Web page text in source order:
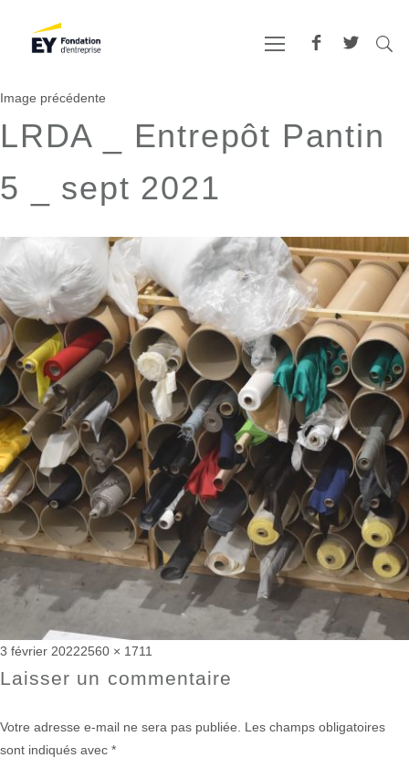
Image précédente
LRDA _ Entrepôt Pantin
5 _ sept 2021
Publié
le
3 février 2022Taille
réelle
2560 × 1711
Laisser un commentaire
Votre adresse e-mail ne sera pas publiée.
Les champs obligatoires
sont indiqués avec *